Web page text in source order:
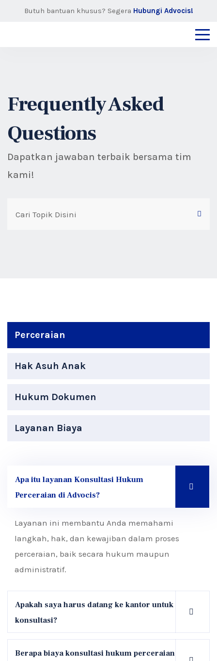
Butuh bantuan khusus? Segera Hubungi Advocis!
Frequently Asked
Questions
Dapatkan jawaban terbaik bersama tim
kami!
Perceraian
Hak Asuh Anak
Hukum Dokumen
Layanan Biaya
Apa itu layanan Konsultasi Hukum
Perceraian di Advocis?
Layanan ini membantu Anda memahami
langkah, hak, dan kewajiban dalam proses
perceraian, baik secara hukum maupun
administratif.
Apakah saya harus datang ke kantor untuk
konsultasi?
Berapa biaya konsultasi hukum perceraian